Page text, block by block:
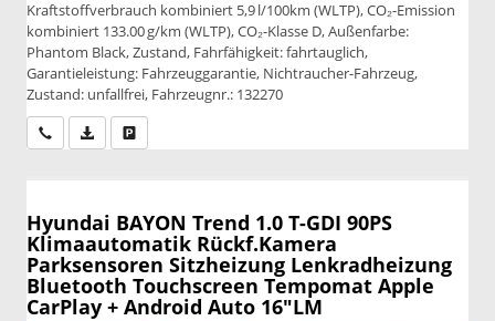
Kraftstoffverbrauch kombiniert 5,9 l/100km (WLTP), CO₂-Emission
kombiniert 133.00 g/km (WLTP), CO₂-Klasse D, Außenfarbe:
Phantom Black, Zustand, Fahrfähigkeit: fahrtauglich,
Garantieleistung: Fahrzeuggarantie, Nichtraucher-Fahrzeug,
Zustand: unfallfrei, Fahrzeugnr.: 132270
Wir rufen Sie anPDF-Datei, Fahrzeugexposé drucken
Hyundai BAYON Trend 1.0 T-GDI 90PS
Klimaautomatik Rückf.Kamera
Parksensoren Sitzheizung Lenkradheizung
Bluetooth Touchscreen Tempomat Apple
CarPlay + Android Auto 16"LM